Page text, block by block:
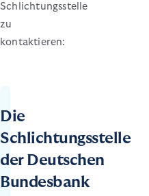
Schlichtungsstelle
zu
kontaktieren:
Die
Schlichtungsstelle
der Deutschen
Bundesbank